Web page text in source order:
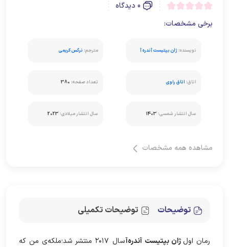
0 دیدگاه
برخی مشخصات:
نویسنده:ژان بپتیست آندره آ مترجم:نرگس کریمی
اتاق:اتاق راوی تعداد صفحه:380
سال انتشار شمسی:1403 سال انتشار میلادی:2023
مشاهده همه مشخصات
توضیحات توضیحات تکمیلی
رمان اولژان بپتیست آندره‌آ
سال ۲۰۱۷ منتشر شد؛ملکه‌ی من که